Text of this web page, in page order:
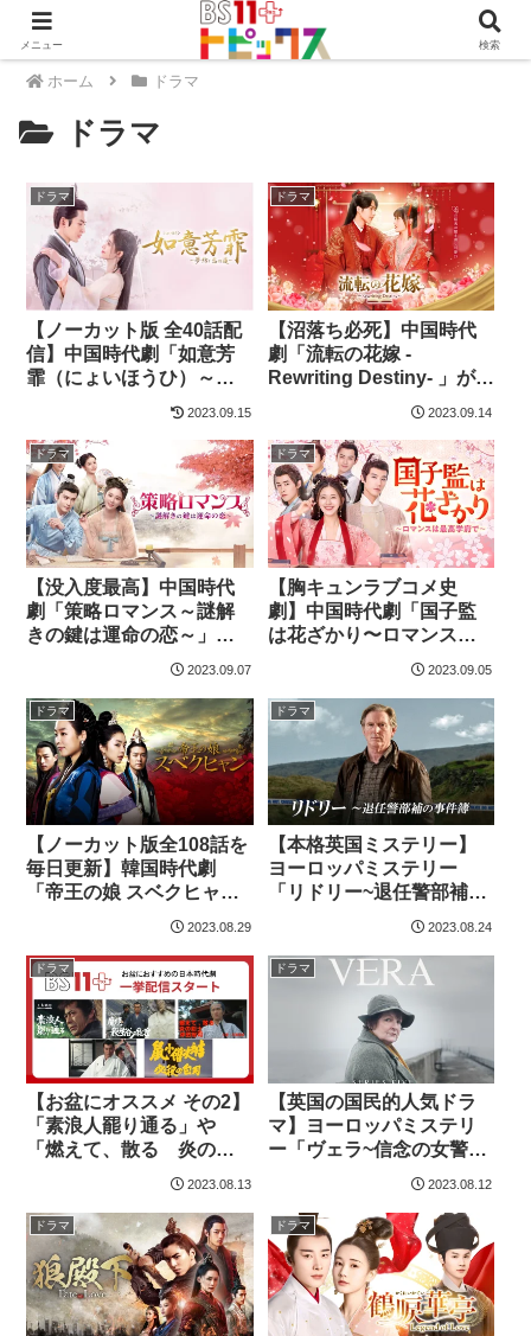
ホーム ドラマ
ドラマ
ドラマ
【ノーカット版 全40話配
信】中国時代劇「如意芳
霏（にょいほうひ）～夢
紡ぐ恋の道～」を好評配
2023.09.15
ドラマ
【沼落ち必死】中国時代
劇「流転の花嫁 -
Rewriting Destiny- 」が9
月4日から配信開始。全24
話を月〜金曜日更新！
2023.09.14
ドラマ
【没入度最高】中国時代
劇「策略ロマンス～謎解
きの鍵は運命の恋～」ノ
ーカット版・全40話の配
2023.09.07
ドラマ
【胸キュンラブコメ史
劇】中国時代劇「国子監
は花ざかり〜ロマンスは
最高学府で〜」ノーカッ
ト版・全34話の配信中！
2023.09.05
ドラマ
【ノーカット版全108話を
毎日更新】韓国時代劇
「帝王の娘 スベクヒャ
ン」を見放題と単品レン
タルでチェックしよう
2023.08.29
ドラマ
【本格英国ミステリー】
ヨーロッパミステリー
「リドリー~退任警部補の
事件簿」全8話を見放題配
2023.08.24
ドラマ
【お盆にオススメ その2】
「素浪人罷り通る」や
「燃えて、散る 炎の剣
士 沖田総司」などの日
本時代劇の見放題配信を
スタート
2023.08.13
ドラマ
【英国の国民的人気ドラ
マ】ヨーロッパミステリ
ー「ヴェラ~信念の女警部
~ シーズン5」全8話をシー
ズン４に続いて配信中！
2023.08.12
ドラマ ドラマ
メニュー 検索